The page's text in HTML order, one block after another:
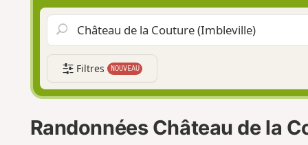
Filtres NOUVEAU
Randonnées Château de la